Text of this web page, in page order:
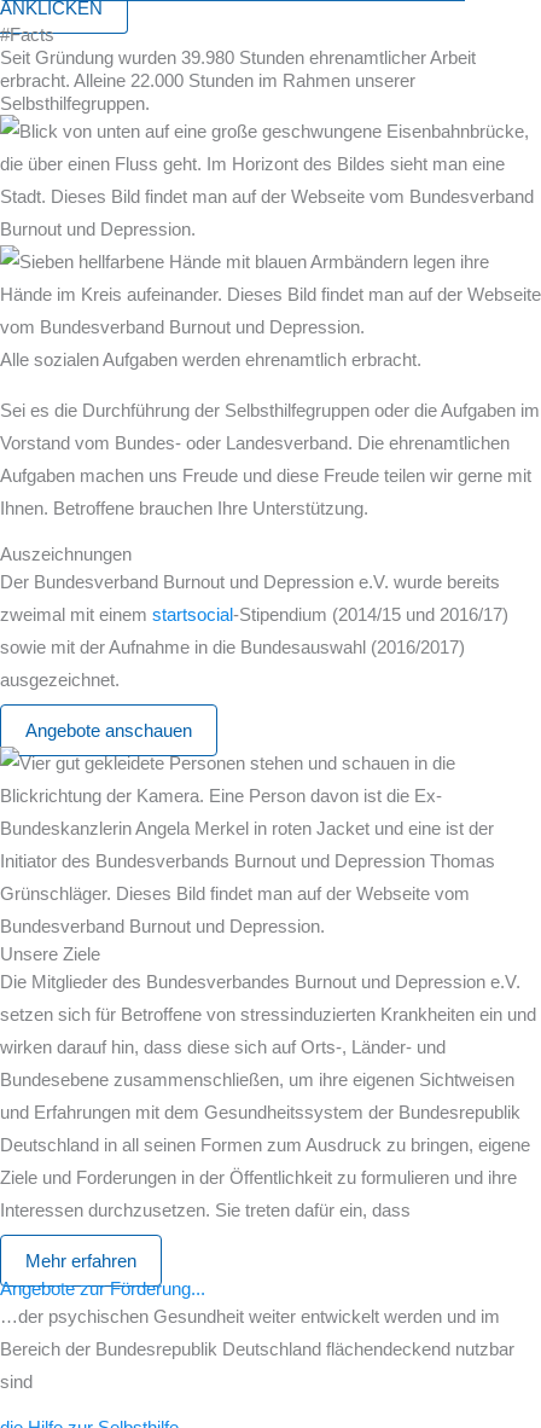
ANKLICKEN
#Facts
Seit Gründung wurden 39.980 Stunden ehrenamtlicher Arbeit
erbracht. Alleine 22.000 Stunden im Rahmen unserer
Selbsthilfegruppen.
Alle sozialen Aufgaben werden ehrenamtlich erbracht.
Sei es die Durchführung der Selbsthilfegruppen oder die Aufgaben im
Vorstand vom Bundes- oder Landesverband. Die ehrenamtlichen
Aufgaben machen uns Freude und diese Freude teilen wir gerne mit
Ihnen. Betroffene brauchen Ihre Unterstützung.
Auszeichnungen
Der Bundesverband Burnout und Depression e.V. wurde bereits
zweimal mit einem startsocial-Stipendium (2014/15 und 2016/17)
sowie mit der Aufnahme in die Bundesauswahl (2016/2017)
ausgezeichnet.
Angebote anschauen
Unsere Ziele
Die Mitglieder des Bundesverbandes Burnout und Depression e.V.
setzen sich für Betroffene von stressinduzierten Krankheiten ein und
wirken darauf hin, dass diese sich auf Orts-, Länder- und
Bundesebene zusammenschließen, um ihre eigenen Sichtweisen
und Erfahrungen mit dem Gesundheitssystem der Bundesrepublik
Deutschland in all seinen Formen zum Ausdruck zu bringen, eigene
Ziele und Forderungen in der Öffentlichkeit zu formulieren und ihre
Interessen durchzusetzen. Sie treten dafür ein, dass
Mehr erfahren
Angebote zur Förderung...
…der psychischen Gesundheit weiter entwickelt werden und im
Bereich der Bundesrepublik Deutschland flächendeckend nutzbar
sind